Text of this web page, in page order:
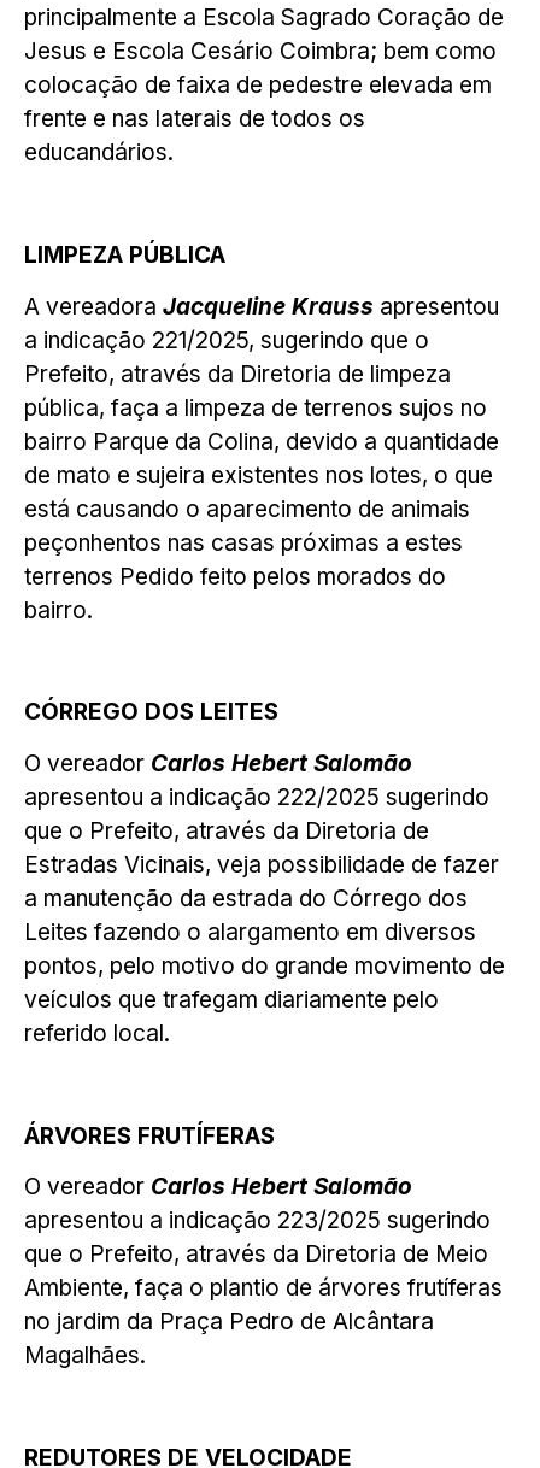
principalmente a Escola Sagrado Coração de
Jesus e Escola Cesário Coimbra; bem como
colocação de faixa de pedestre elevada em
frente e nas laterais de todos os
educandários.
LIMPEZA PÚBLICA
A vereadora Jacqueline Krauss apresentou
a indicação 221/2025, sugerindo que o
Prefeito, através da Diretoria de limpeza
pública, faça a limpeza de terrenos sujos no
bairro Parque da Colina, devido a quantidade
de mato e sujeira existentes nos lotes, o que
está causando o aparecimento de animais
peçonhentos nas casas próximas a estes
terrenos Pedido feito pelos morados do
bairro.
CÓRREGO DOS LEITES
O vereador Carlos Hebert Salomão
apresentou a indicação 222/2025 sugerindo
que o Prefeito, através da Diretoria de
Estradas Vicinais, veja possibilidade de fazer
a manutenção da estrada do Córrego dos
Leites fazendo o alargamento em diversos
pontos, pelo motivo do grande movimento de
veículos que trafegam diariamente pelo
referido local.
ÁRVORES FRUTÍFERAS
O vereador Carlos Hebert Salomão
apresentou a indicação 223/2025 sugerindo
que o Prefeito, através da Diretoria de Meio
Ambiente, faça o plantio de árvores frutíferas
no jardim da Praça Pedro de Alcântara
Magalhães.
REDUTORES DE VELOCIDADE